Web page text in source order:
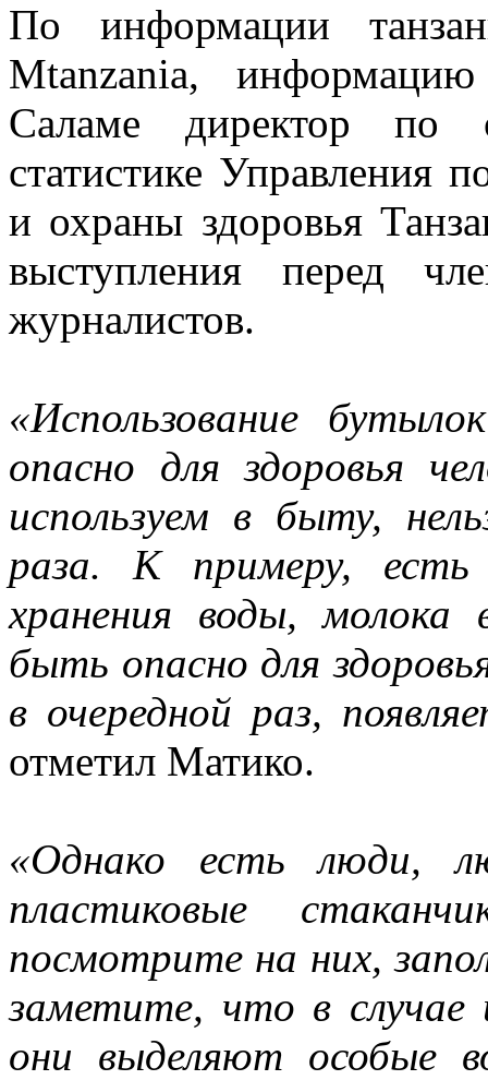
По информации
Mtanzania,
Саламе директор по
статистике Управления
и охраны здоровья
выступления перед
журналистов.
«Использование
опасно для здоровья
используем в быту,
раза. К примеру,
хранения воды,
быть опасно для
в очередной раз,
отметил Матико.
«Однако есть люди,
пластиковые
посмотрите на них,
заметите, что в случае
они выделяют особые